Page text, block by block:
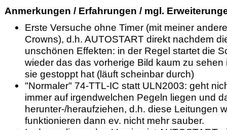
Anmerkungen / Erfahrungen / mgl.
Erste Versuche ohne Timer (mit meiner
Crowns), d.h. AUTOSTART direkt nachdem
unschönen Effekten: in der Regel startet die
wieder das das vorherige Bild kaum zu
sie gestoppt hat (läuft scheinbar durch)
"Normaler" 74-TTL-IC statt ULN2003: geht
immer auf irgendwelchen Pegeln liegen und
herunter-/heraufziehen, d.h. diese Leitungen
funktionieren dann ev. nicht mehr sauber.